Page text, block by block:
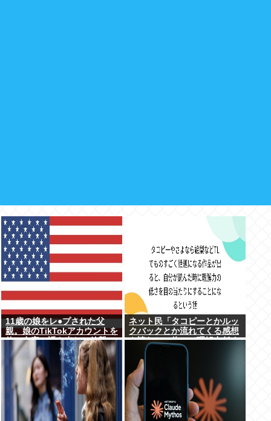
11歳の娘をレ●プされた父
親。娘のTikTokアカウントを
使い自宅に誘き出し、銃撃で
天誅！
ネット民「タコピーとかルッ
クバックとか流れてくる感想
を読むと、俺って理解力低す
ぎ！？ って超凹む。つらい」